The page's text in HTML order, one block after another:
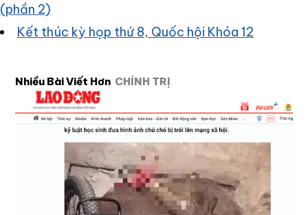
(phần 2)
Kết thúc kỳ họp thứ 8, Quốc hội Khóa 12
Nhiều Bài Viết Hơn CHÍNH TRỊ